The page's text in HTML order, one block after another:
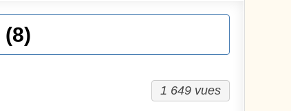
(8)
1 649 vues